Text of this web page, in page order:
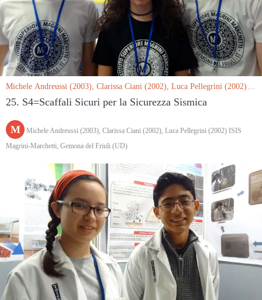
Michele Andreussi (2003), Clarissa Ciani (2002), Luca Pellegrini (2002)
25. S4=Scaffali Sicuri per la Sicurezza Sismica
M
Michele Andreussi (2003), Clarissa Ciani (2002), Luca Pellegrini (2002) ISIS
Magrini-Marchetti, Gemona del Friuli (UD)